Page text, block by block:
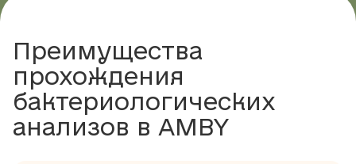
Преимущества
прохождения
бактериологических
анализов в AMBY